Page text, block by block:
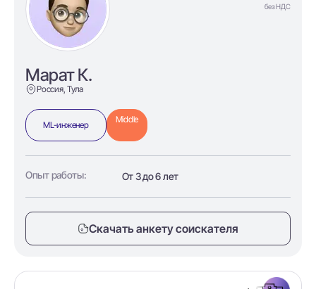
Марат К.
Россия, Тула
без НДС
ML-инженер
Middle
Опыт работы: От 3 до 6 лет
Скачать анкету соискателя